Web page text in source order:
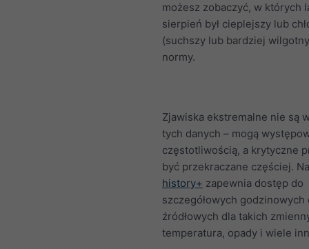
możesz zobaczyć, w których
sierpień był cieplejszy lub
(suchszy lub bardziej
normy.
Zjawiska ekstremalne nie są
tych danych – mogą
częstotliwością, a krytyczne
być przekraczane częściej.
history+ zapewnia dostęp do
szczegółowych godzinowych
źródłowych dla takich
temperatura, opady i wiele